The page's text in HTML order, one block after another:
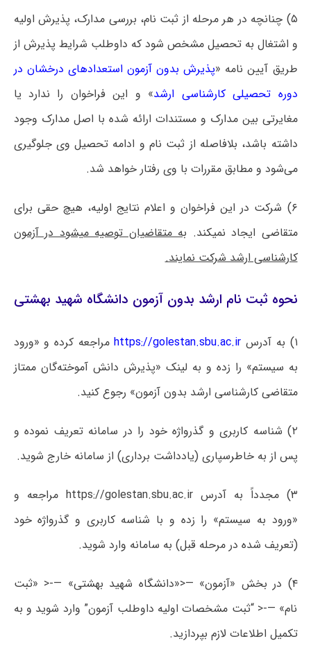
۵) چنانچه در هر مرحله از ثبت نام، بررسی مدارک، پذیرش اولیه
و اشتغال به تحصیل مشخص شود که داوطلب شرایط پذیرش از
طریق آیین نامه «پذیرش بدون آزمون استعدادهای درخشان در
دوره تحصیلی کارشناسی ارشد» و این فراخوان را ندارد یا
مغایرتی بین مدارک و مستندات ارائه شده با اصل مدارک وجود
داشته باشد، بلافاصله از ثبت نام و ادامه تحصیل وی جلوگیری
می‌شود و مطابق مقررات با وی رفتار خواهد شد.
۶) شرکت در این فراخوان و اعلام نتایج اولیه، هیچ حقی برای
متقاضی ایجاد نمیکند. به متقاضیان توصیه میشود در آزمون
کارشناسی ارشد شرکت نمایند.
نحوه ثبت نام ارشد بدون آزمون دانشگاه شهید بهشتی
۱) به آدرس https://golestan.sbu.ac.irمراجعه کرده و «ورود
به سیستم» را زده و به لینک «پذیرش دانش آموخته‌گان ممتاز
متقاضی کارشناسی ارشد بدون آزمون» رجوع کنید.
۲) شناسه کاربری و گذرواژه خود را در سامانه تعریف نموده و
پس از به خاطرسپاری (یادداشت برداری) از سامانه خارج شوید.
۳) مجدداً به آدرس https://golestan.sbu.ac.ir مراجعه و
«ورود به سیستم» را زده و با شناسه کاربری و گذرواژه خود
(تعریف شده در مرحله قبل) به سامانه وارد شوید.
۴) در بخش «آزمون» —<«دانشگاه شهید بهشتی» —-< «ثبت
نام» —-< “ثبت مشخصات اولیه داوطلب آزمون” وارد شوید و به
تکمیل اطلاعات لازم بپردازید.